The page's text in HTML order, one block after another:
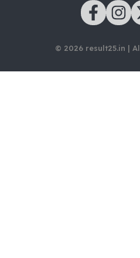
© 2026 result25.in |